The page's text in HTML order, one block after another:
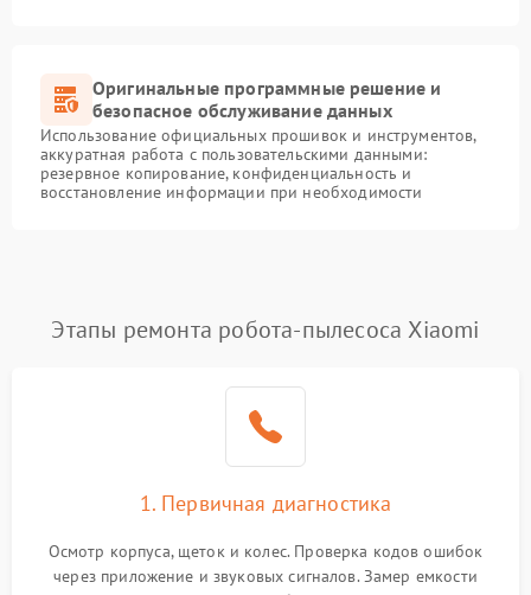
Оригинальные программные решение и
безопасное обслуживание данных
Использование официальных прошивок и инструментов,
аккуратная работа с пользовательскими данными:
резервное копирование, конфиденциальность и
восстановление информации при необходимости
Этапы ремонта робота-пылесоса Xiaomi
1. Первичная диагностика
Осмотр корпуса, щеток и колес. Проверка кодов ошибок
через приложение и звуковых сигналов. Замер емкости